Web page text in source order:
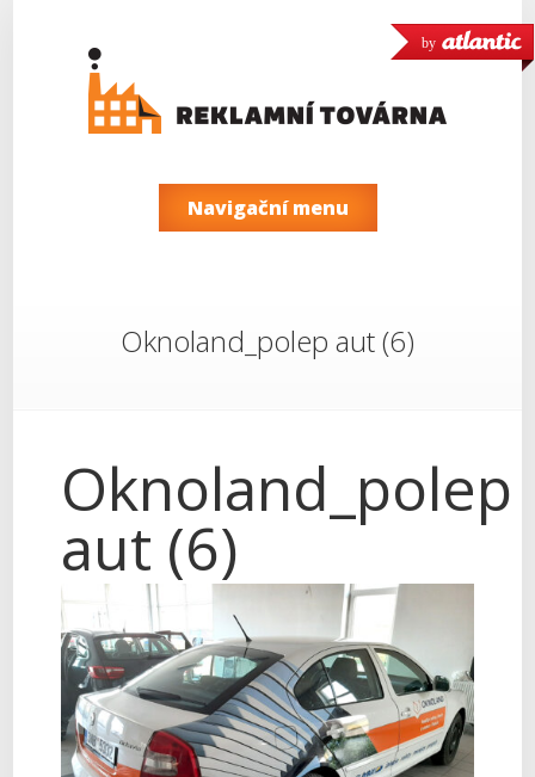
by
Navigační menu
Oknoland_polep aut (6)
Oknoland_polep
aut (6)